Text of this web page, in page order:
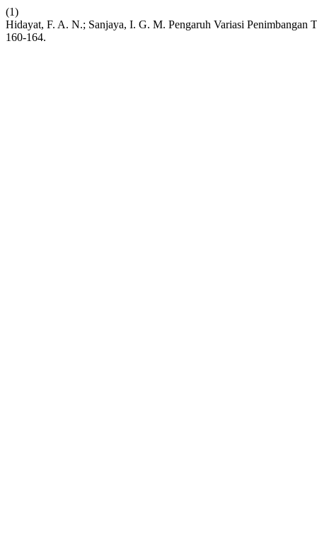
(1)
Hidayat, F. A. N.; Sanjaya, I. G. M. Pengaruh Variasi Penimbangan
160-164.